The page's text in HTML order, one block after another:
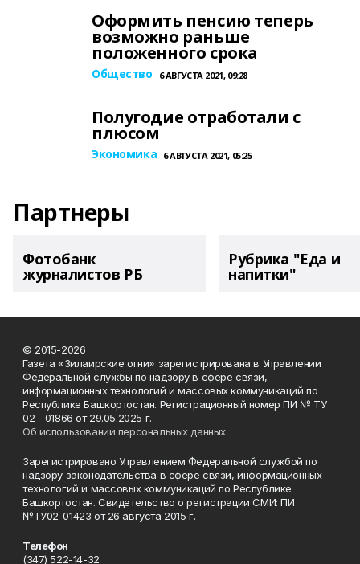
Оформить пенсию теперь
возможно раньше
положенного срока
Общество 6 АВГУСТА 2021, 09:28
Полугодие отработали с
плюсом
Экономика 6 АВГУСТА 2021, 05:25
Партнеры
Фотобанк
журналистов РБ
Рубрика "Еда и
напитки"
© 2015-2026
Газета «Зилаирские огни» зарегистрирована в Управлении
Федеральной службы по надзору в сфере связи,
информационных технологий и массовых коммуникаций по
Республике Башкортостан. Регистрационный номер ПИ № ТУ
02 - 01866 от 29.05.2025 г.
Об использовании персональных данных
Зарегистрировано Управлением Федеральной службой по
надзору законодательства в сфере связи, информационных
технологий и массовых коммуникаций по Республике
Башкортостан. Свидетельство о регистрации СМИ: ПИ
№ТУ02-01423 от 26 августа 2015 г.
Телефон
(347) 522-14-32